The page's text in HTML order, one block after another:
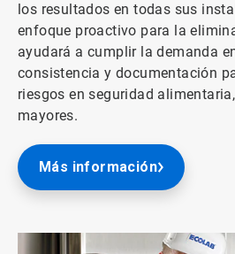
los resultados en todas sus
enfoque proactivo para la
ayudará a cumplir la demanda
consistencia y documentación
riesgos en seguridad
mayores.
Más información